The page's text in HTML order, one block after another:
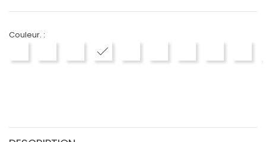
Couleur. :
EN7001 CREMEEN7002 BEIGE